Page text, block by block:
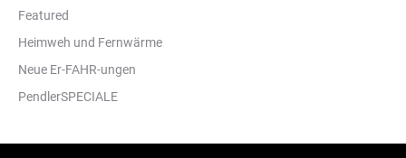
Featured
Heimweh und Fernwärme
Neue Er-FAHR-ungen
PendlerSPECIALE